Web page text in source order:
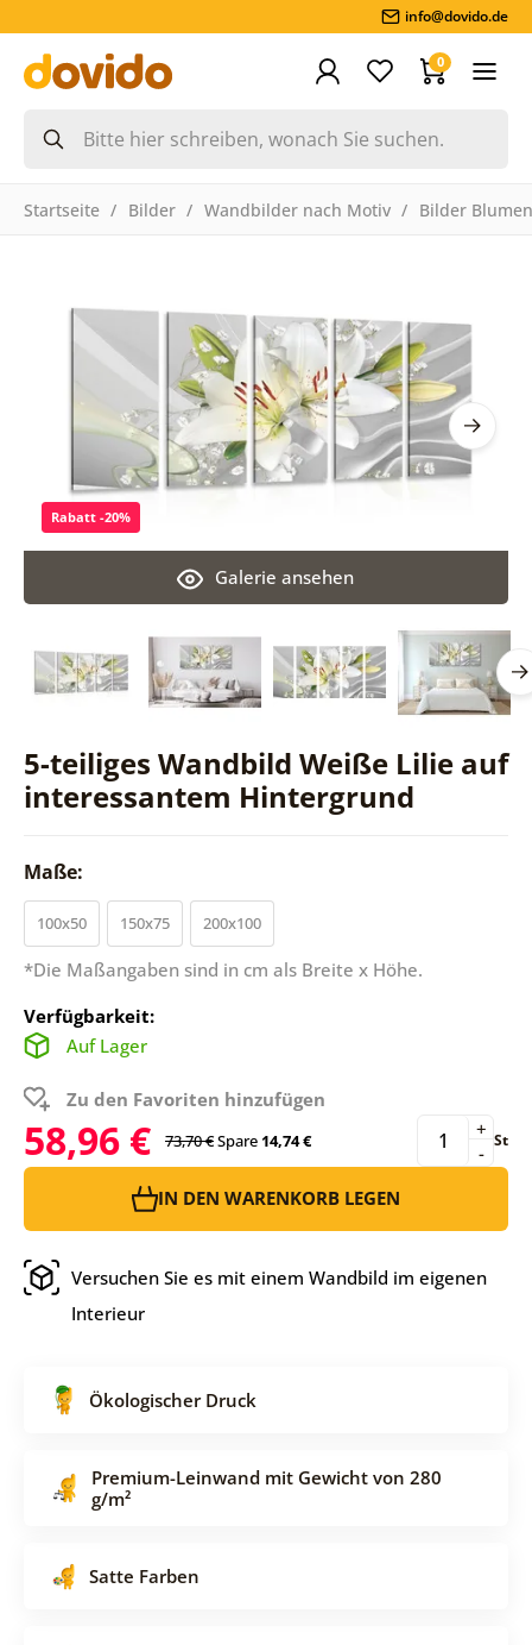
info@dovido.de
0
Startseite Bilder Wandbilder nach Motiv Bilder Blumen
5-teiliges Wandbild Weiße Lilie auf
interessantem Hintergrund
Galerie ansehen
Rabatt -20%
Maße:
100x50 150x75 200x100
*Die Maßangaben sind in cm als Breite x Höhe.
Verfügbarkeit:
Auf Lager
Zu den Favoriten hinzufügen
58,96 € 73,70 €Spare14,74 € -
+ St
IN DEN WARENKORB LEGEN
Versuchen Sie es mit einem Wandbild im eigenen
Interieur
Ökologischer Druck
Premium-Leinwand mit Gewicht von 280
g/m²
Satte Farben